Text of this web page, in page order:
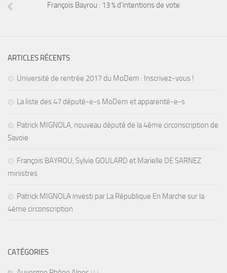
François Bayrou : 13 % d’intentions de vote
ARTICLES RÉCENTS
Université de rentrée 2017 du MoDem : Inscrivez-vous !
La liste des 47 député-e-s MoDem et apparenté-e-s
Patrick MIGNOLA, nouveau député de la 4ème circonscription de
Savoie
François BAYROU, Sylvie GOULARD et Marielle DE SARNEZ
ministres
Patrick MIGNOLA investi par La République En Marche sur la
4ème circonscription
CATÉGORIES